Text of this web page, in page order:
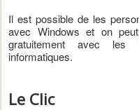
Il est possible de les
avec Windows et on
gratuitement avec les
informatiques.
Le Clic